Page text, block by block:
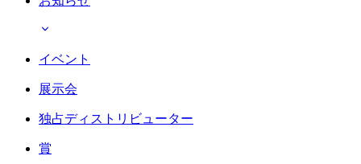
イベント
展示会
独占ディストリビューター
賞